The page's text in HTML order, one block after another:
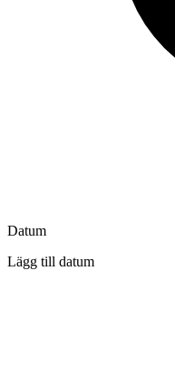
Datum
Lägg till datum